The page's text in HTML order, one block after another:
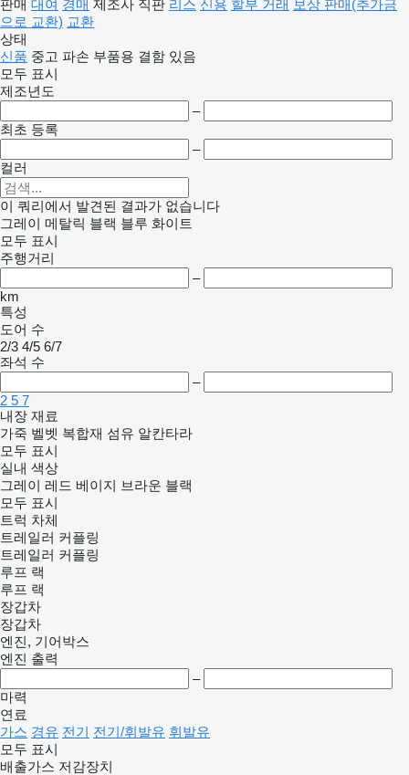
판매 대여 경매 제조사 직판 리스 신용 할부 거래 보상 판매(추가금
으로 교환) 교환
상태
신품 중고 파손 부품용 결함 있음
모두 표시
제조년도
–
최초 등록
–
컬러
이 쿼리에서 발견된 결과가 없습니다
그레이 메탈릭 블랙 블루 화이트
모두 표시
주행거리
–
km
특성
도어 수
2/3 4/5 6/7
좌석 수
–
2 5 7
내장 재료
가죽 벨벳 복합재 섬유 알칸타라
모두 표시
실내 색상
그레이 레드 베이지 브라운 블랙
모두 표시
트럭 차체
트레일러 커플링
트레일러 커플링
루프 랙
루프 랙
장갑차
장갑차
엔진, 기어박스
엔진 출력
–
마력
연료
가스 경유 전기 전기/휘발유 휘발유
모두 표시
배출가스 저감장치